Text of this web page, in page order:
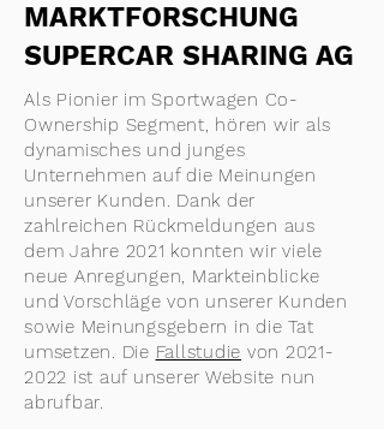
MARKTFORSCHUNG
SUPERCAR SHARING AG
Als Pionier im Sportwagen Co-
Ownership Segment, hören wir als
dynamisches und junges
Unternehmen auf die Meinungen
unserer Kunden. Dank der
zahlreichen Rückmeldungen aus
dem Jahre 2021 konnten wir viele
neue Anregungen, Markteinblicke
und Vorschläge von unserer Kunden
sowie Meinungsgebern in die Tat
umsetzen. Die Fallstudie von 2021-
2022 ist auf unserer Website nun
abrufbar.